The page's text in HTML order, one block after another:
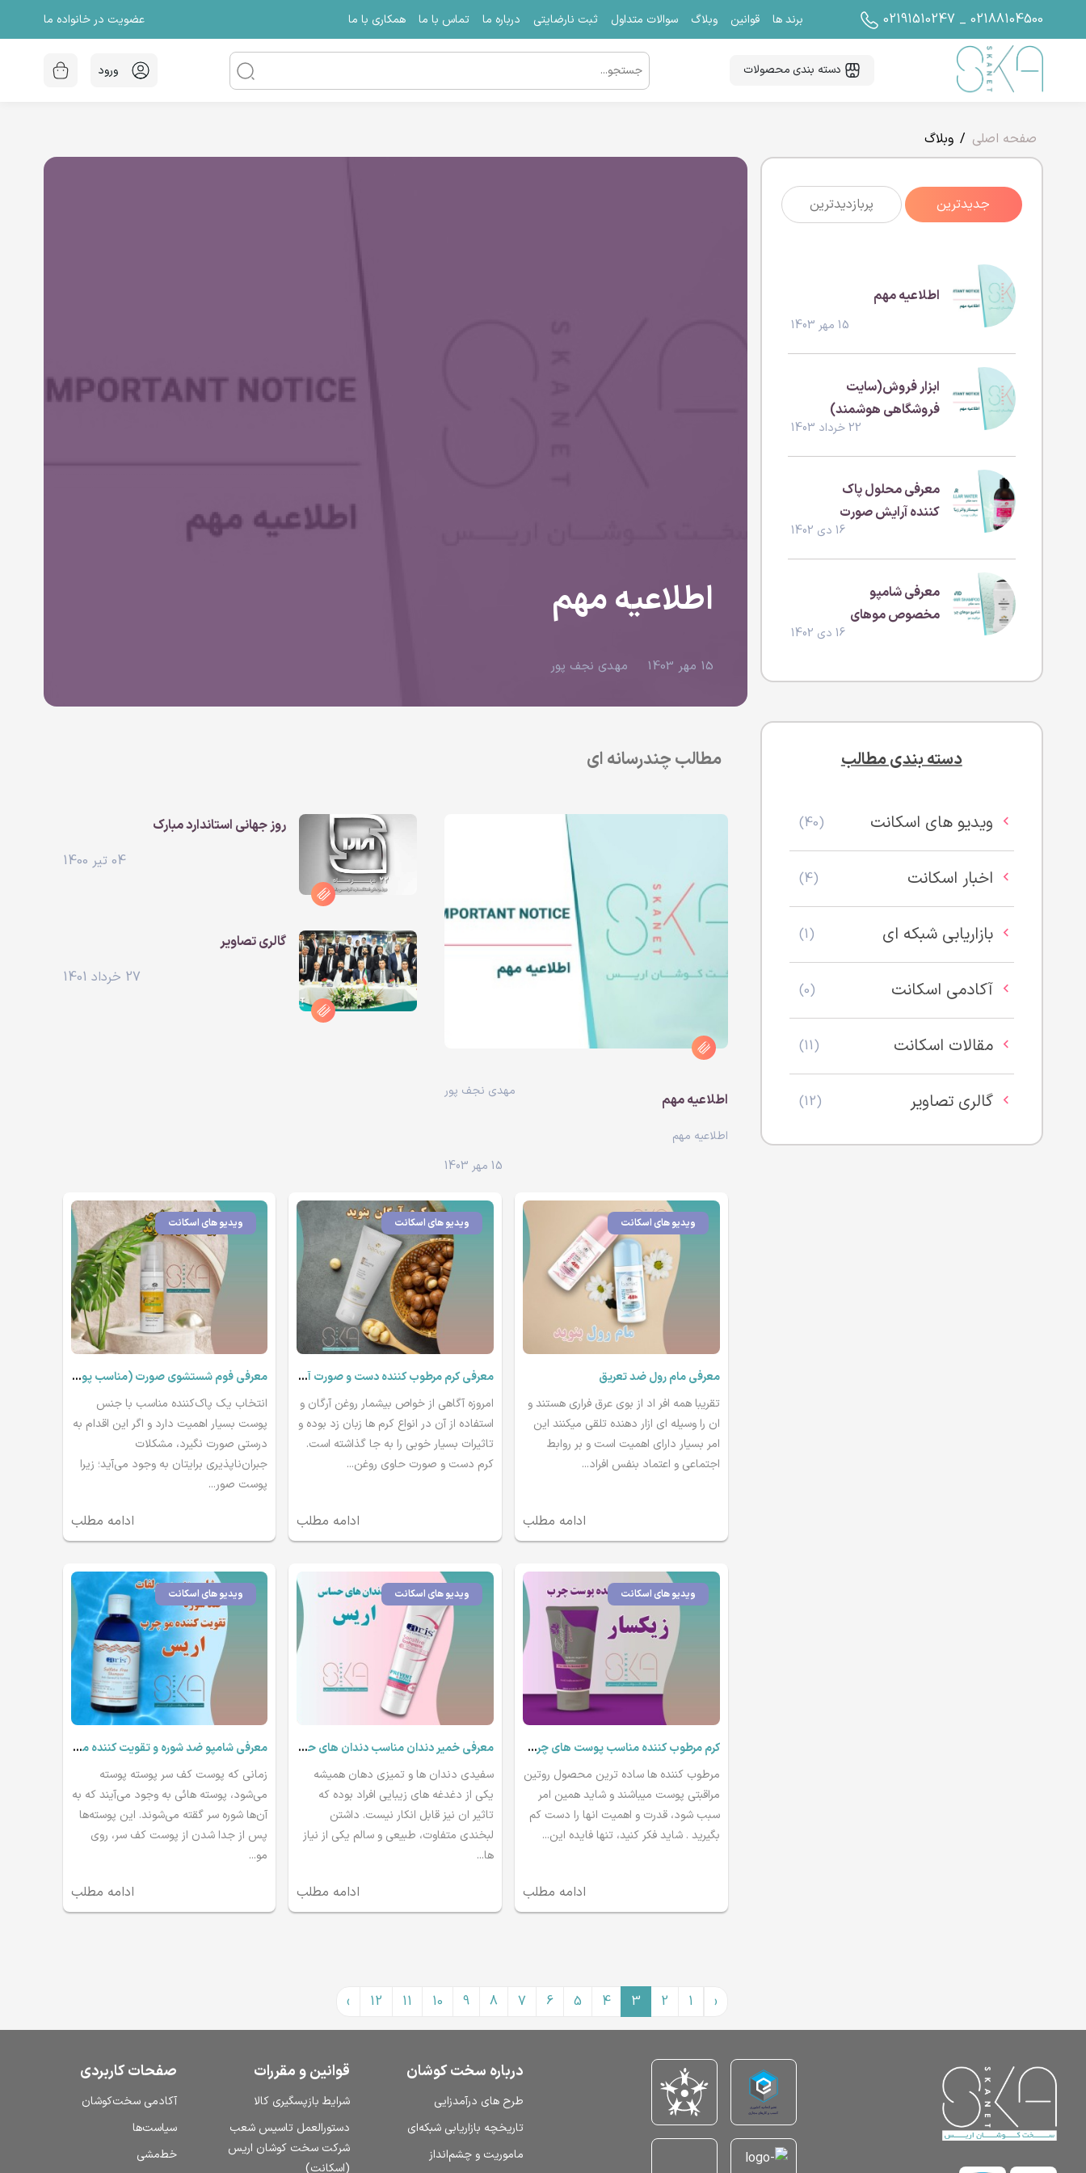
02191510247 _ 02188104500 برند ها قوانین وبلاگ سوالات متداول ثبت نارضایتی درباره ما تماس با ما همکاری با ما عضویت در خانواده ما
دسته بندی محصولات ورود
صفحه اصلی وبلاگ
جدیدترین پربازدیدترین
اطلاعیه مهم
15 مهر 1403
ابزار فروش(سایت
فروشگاهی هوشمند)
22 خرداد 1403
معرفی محلول پاک
کننده آرایش صورت
پارابن )
16 دی 1402
معرفی شامپو
مخصوص موهای
16 دی 1402
دسته بندی مطالب
ویدیو های اسکانت (40)
اخبار اسکانت (4)
بازاریابی شبکه ای (1)
آکادمی اسکانت (0)
مقالات اسکانت (11)
گالری تصاویر (12)
اطلاعیه مهم
15 مهر 1403 مهدی نجف پور
مطالب چندرسانه ای
اطلاعیه مهم مهدی نجف پور
اطلاعیه مهم
15 مهر 1403
روز جهانی استاندارد مبارک
04 تیر 1400
گالری تصاویر
27 خرداد 1401
ویدیو های اسکانت
معرفی مام رول ضد تعریق
تقریبا همه افر اد از بوی عرق فراری هستند و
ان را وسیله ای ازار دهنده تلقی میکنند این
امر بسیار دارای اهمیت است و بر روابط
اجتماعی و اعتماد بنفس افراد...
ادامه مطلب
ویدیو های اسکانت
معرفی کرم مرطوب کننده دست و صورت آرگان
امروزه آگاهی از خواص بیشمار روغن آرگان و
استفاده از آن در انواع کرم ها زبان زد بوده و
تاثیرات بسیار خوبی را به جا گذاشته است.
کرم دست و صورت حاوی روغن...
ادامه مطلب
ویدیو های اسکانت
معرفی فوم شستشوی صورت (مناسب پوست های چرب و جوش دار) بنوید
انتخاب یک پاک‌کننده مناسب با جنس
پوست بسیار اهمیت دارد و اگر این اقدام به
درستی صورت نگیرد، مشکلات
جبران‌ناپذیری برایتان به وجود می‌آید؛ زیرا
پوست صور...
ادامه مطلب
ویدیو های اسکانت
کرم مرطوب کننده مناسب پوست های چرب زیکسار
مرطوب کننده ها ساده ترین محصول روتین
مراقبتی پوست میباشند و شاید همین امر
سبب شود، قدرت و اهمیت انها را دست کم
بگیرید . شاید فکر کنید، تنها فایده این...
ادامه مطلب
ویدیو های اسکانت
معرفی خمیر دندان مناسب دندان های حساس اریس
سفیدی دندان ها و تمیزی دهان همیشه
یکی از دغدغه های زیبایی افراد بوده که
تاثیر ان نیز قابل انکار نیست. داشتن
لبخندی متفاوت، طبیعی و سالم یکی از نیاز
ها...
ادامه مطلب
ویدیو های اسکانت
معرفی شامپو ضد شوره و تقویت کننده مو خشک بدون سولفات اریس
زمانی که پوست کف سر پوسته پوسته
می‌شود، پوسته هائی به وجود می‌آیند که به
آن‌ها شوره سر گقته می‌شوند. این پوسته‌ها
پس از جدا شدن از پوست کف سر، روی
مو...
ادامه مطلب
‹
1
2
3
4
5
6
7
8
9
10
11
12
›
درباره سخت کوشان
طرح‌ های درآمدزایی
تاریخچه بازاریابی شبکه‌ای
ماموریت و چشم‌انداز
قوانین و مقررات
شرایط بازپسگیری کالا
دستورالعمل تاسیس شعب
شرکت سخت کوشان اریس
(اسکانت)
صفحات کاربردی
آکادمی سخت‌کوشان
سیاست‌ها
خط‌مشی